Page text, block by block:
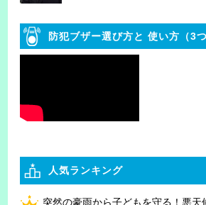
防犯ブザー選び方と 使い方（3
人気ランキング
突然の豪雨から子どもを守る！悪天